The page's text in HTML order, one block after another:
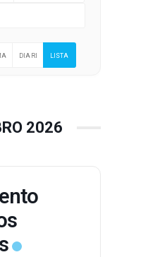
DIARI LISTA
2026